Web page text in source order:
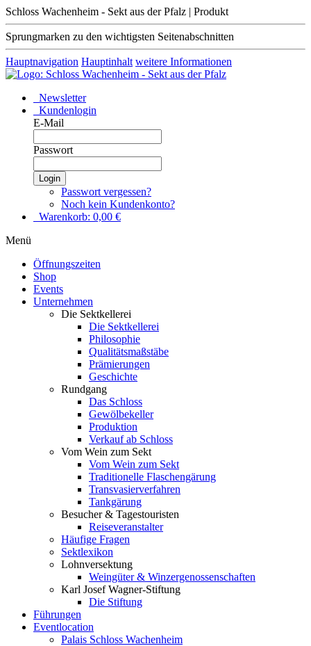
Schloss Wachenheim - Sekt aus der Pfalz | Produkt
Sprungmarken zu den wichtigsten Seitenabschnitten
Hauptnavigation Hauptinhalt weitere Informationen
Newsletter
Kundenlogin
E-Mail
Passwort
Login
Passwort vergessen?
Noch kein Kundenkonto?
Warenkorb: 0,00 €
Menü
Öffnungszeiten
Shop
Events
Unternehmen
Die Sektkellerei
Die Sektkellerei
Philosophie
Qualitätsmaßstäbe
Prämierungen
Geschichte
Rundgang
Das Schloss
Gewölbekeller
Produktion
Verkauf ab Schloss
Vom Wein zum Sekt
Vom Wein zum Sekt
Traditionelle Flaschengärung
Transvasierverfahren
Tankgärung
Besucher & Tagestouristen
Reiseveranstalter
Häufige Fragen
Sektlexikon
Lohnversektung
Weingüter & Winzergenossenschaften
Karl Josef Wagner-Stiftung
Die Stiftung
Führungen
Eventlocation
Palais Schloss Wachenheim